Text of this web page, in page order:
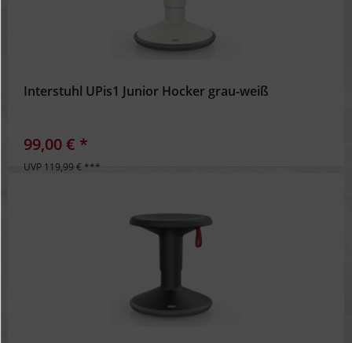
Interstuhl UPis1 Junior Hocker grau-weiß
99,00 € *
UVP 119,99 € ***